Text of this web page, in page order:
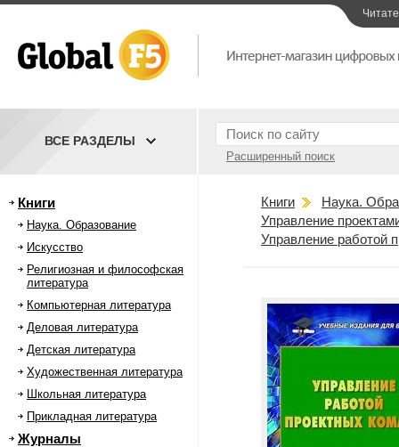
Расширенный поиск
ВСЕ РАЗДЕЛЫ
Книги
Наука. Образование
Искусство
Религиозная и философская
литература
Компьютерная литература
Деловая литература
Детская литература
Художественная литература
Школьная литература
Прикладная литература
Журналы
Книги
Наука.
Управление
Управление работой